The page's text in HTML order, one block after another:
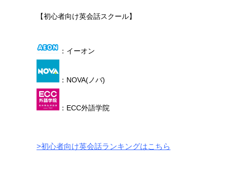
【初心者向け英会話スクール】
：イーオン
：NOVA(ノバ)
：ECC外語学院
>初心者向け英会話ランキングはこちら